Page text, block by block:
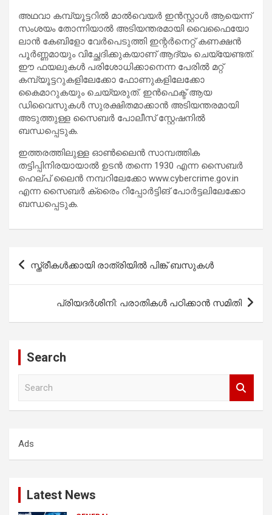
അഥവാ കമ്പ്യൂട്ടറിൽ മാൽവെയർ ഇൻസ്റ്റാൾ ആയെന്ന്
സംശയം തോന്നിയാൽ അടിയന്തരമായി വൈഫൈയോ
ലാൻ കേബിളോ വേർപെടുത്തി ഇന്റർനെറ്റ് കണക്ഷൻ
പൂർണ്ണമായും വിച്ഛേദിക്കുകയാണ് ആദ്യം ചെയ്യേണ്ടത്.
ഈ ഫയലുകൾ പരിശോധിക്കാനെന്ന പേരിൽ മറ്റ്
കമ്പ്യൂട്ടറുകളിലേക്കോ ഫോണുകളിലേക്കോ
കൈമാറുകയും ചെയ്യരുത്. ഇൻഫെക്ട് ആയ
ഡിവൈസുകൾ സുരക്ഷിതമാക്കാൻ അടിയന്തരമായി
അടുത്തുള്ള സൈബർ പോലീസ് സ്റ്റേഷനിൽ
ബന്ധപ്പെടുക.
ഇത്തരത്തിലുള്ള ഓൺലൈൻ സാമ്പത്തിക
തട്ടിപ്പിനിരയായാൽ ഉടൻ തന്നെ 1930 എന്ന സൈബർ
ഹെല്പ് ലൈൻ നമ്പറിലേക്കോ www.cybercrime.gov.in
എന്ന സൈബർ ക്രൈം റിപ്പോർട്ടിങ് പോർട്ടലിലേക്കോ
ബന്ധപ്പെടുക.
Post
navigation
സ്ത്രീകള്‍ക്കായി രാത്രിയില്‍ പിങ്ക് ബസുകള്‍
പ്രിയദർശിനി: പരാതികൾ പഠിക്കാൻ സമിതി
Search
h
Ads
Latest News